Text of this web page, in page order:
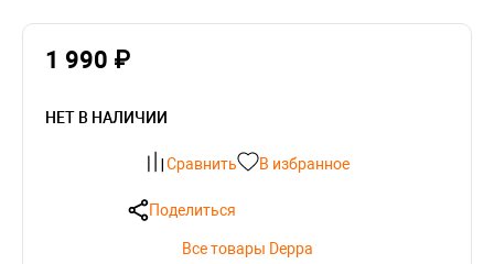
1 990 ₽
НЕТ В НАЛИЧИИ
Сравнить В избранное
Поделиться
Все товары Deppa